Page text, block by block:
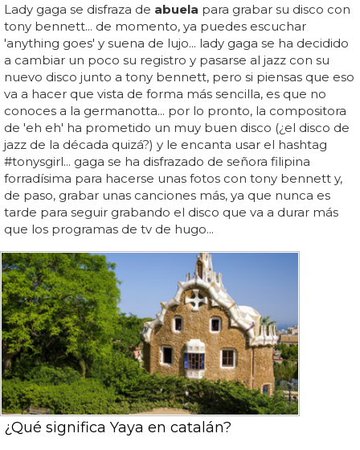
Lady gaga se disfraza de abuela para grabar su disco con
tony bennett... de momento, ya puedes escuchar
'anything goes' y suena de lujo... lady gaga se ha decidido
a cambiar un poco su registro y pasarse al jazz con su
nuevo disco junto a tony bennett, pero si piensas que eso
va a hacer que vista de forma más sencilla, es que no
conoces a la germanotta... por lo pronto, la compositora
de 'eh eh' ha prometido un muy buen disco (¿el disco de
jazz de la década quizá?) y le encanta usar el hashtag
#tonysgirl... gaga se ha disfrazado de señora filipina
forradísima para hacerse unas fotos con tony bennett y,
de paso, grabar unas canciones más, ya que nunca es
tarde para seguir grabando el disco que va a durar más
que los programas de tv de hugo...
¿Qué significa Yaya en catalán?